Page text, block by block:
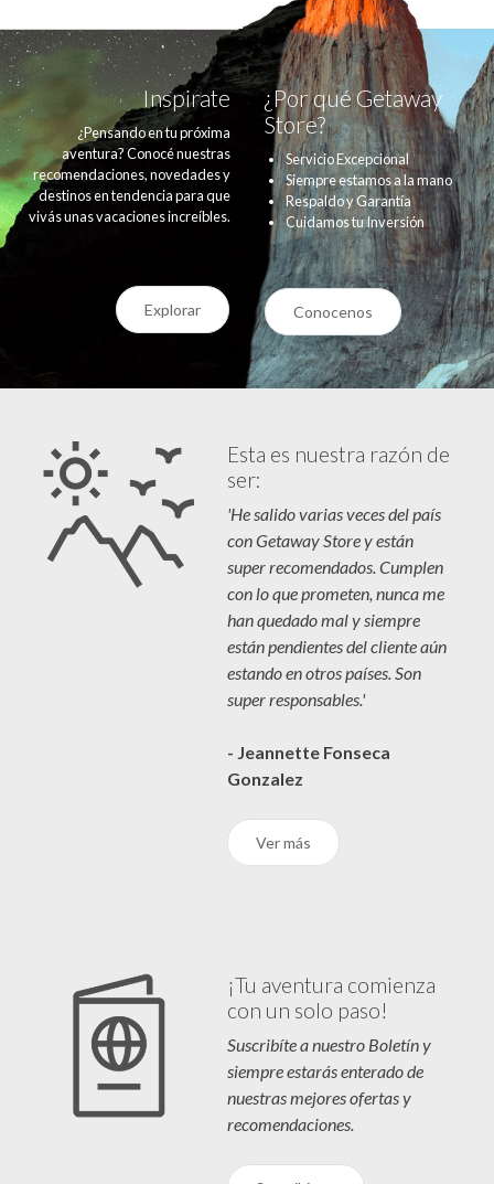
Inspirate
¿Pensando en tu próxima
aventura? Conocé nuestras
recomendaciones, novedades y
destinos en tendencia para que
vivás unas vacaciones increíbles.
¿Por qué Getaway
Store?
Servicio Excepcional
Siempre estamos a la mano
Respaldo y Garantía
Cuidamos tu Inversión
Explorar Conocenos
Esta es nuestra razón de
ser:
'He salido varias veces del país
con Getaway Store y están
super recomendados. Cumplen
con lo que prometen, nunca me
han quedado mal y siempre
están pendientes del cliente aún
estando en otros países. Son
super responsables.'
- Jeannette Fonseca
Gonzalez
Ver más
¡Tu aventura comienza
con un solo paso!
Suscribíte a nuestro Boletín y
siempre estarás enterado de
nuestras mejores ofertas y
recomendaciones.